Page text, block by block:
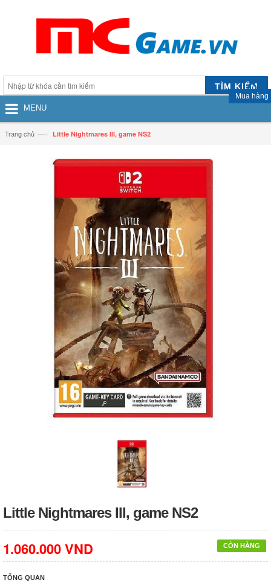
TÌM KIẾM
Mua hàng
MENU
Trang chủ —› Little Nightmares III, game NS2
Little Nightmares III, game NS2
CÒN HÀNG
1.060.000 VND
TỔNG QUAN